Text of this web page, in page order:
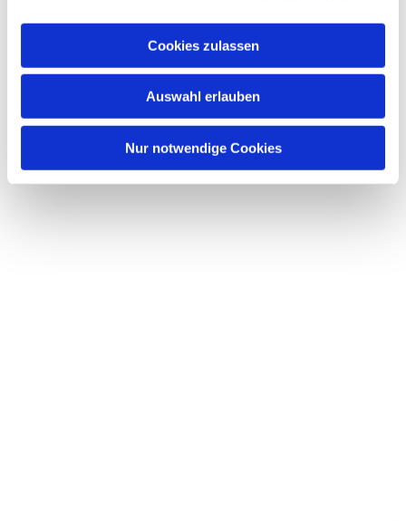
Cookies zulassen
Auswahl erlauben
Nur notwendige Cookies
interessieren